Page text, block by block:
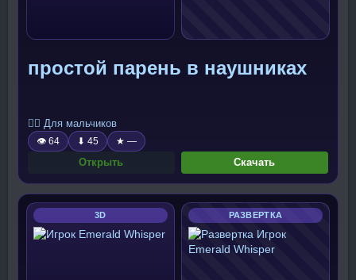
простой парень в наушниках
🧍‍♂️ Для мальчиков
👁 64 ⬇ 45 ★ —
Открыть Скачать
3D РАЗВЕРТКА